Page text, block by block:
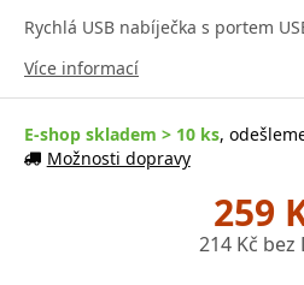
Rychlá USB nabíječka s portem
Více informací
E-shop skladem > 10 ks,
Možnosti dopravy
259
214 Kč bez